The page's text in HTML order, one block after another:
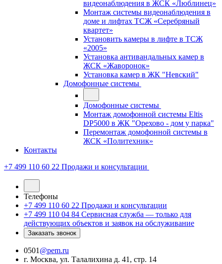
видеонаблюдения в ЖСК «Люблинец»
Монтаж системы видеонаблюдения в
доме и лифтах ТСЖ «Серебряный
квартет»
Установить камеры в лифте в ТСЖ
«2005»
Установка антивандальных камер в
ЖСК «Жаворонок»
Установка камер в ЖК "Невский"
Домофонные системы
Домофонные системы
Монтаж домофонной системы Eltis
DP5000 в ЖК "Орехово - дом у парка"
Перемонтаж домофонной системы в
ЖСК «Политехник»
Контакты
+7 499 110 60 22 Продажи и консультации
Телефоны
+7 499 110 60 22 Продажи и консультации
+7 499 110 04 84 Сервисная служба — только для
действующих объектов и заявок на обслуживание
Заказать звонок
0501 @pem.ru
г. Москва, ул. Талалихина д. 41, стр. 14